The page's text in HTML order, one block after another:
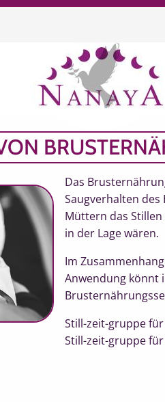
Das
Saugverhalten
Müttern das
in der Lage wären.
Im
Anwendung könnt
Still-zeit-gruppe
Still-zeit-gruppe